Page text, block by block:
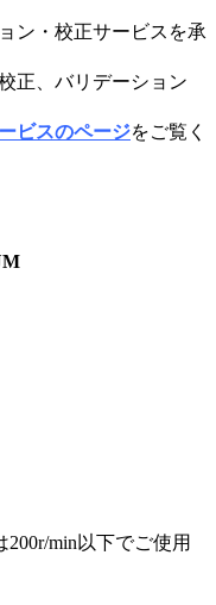
ン・校正サービスを承
正、バリデーション
ビスのページをご覧く
200r/min以下でご使用